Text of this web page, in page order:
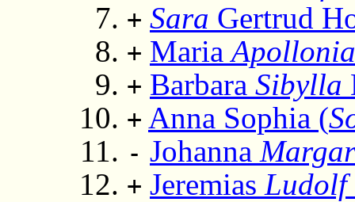
+ Sara Gertrud
+ MariaApollonia
+ Barbara Sibylla
+ Anna Sophia (
- Johanna
+ Jeremias Ludolf